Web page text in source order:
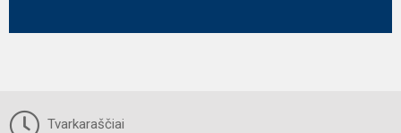
Tvarkaraščiai